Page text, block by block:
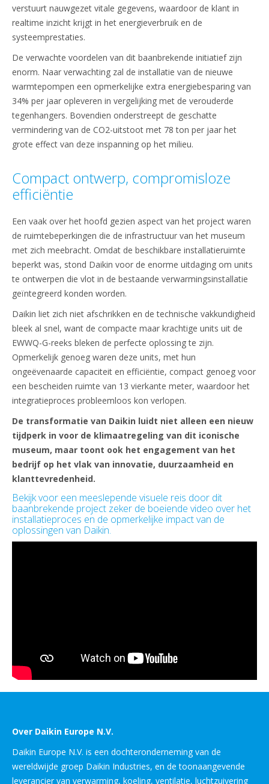
verstuurt nauwgezet vitale gegevens, waardoor de klant in
realtime inzicht krijgt in het energieverbruik en de
systeemprestaties.
De verwachte voordelen van dit baanbrekende initiatief zijn
enorm. Naar verwachting zal de installatie van de nieuwe
warmtepompen een opmerkelijke extra energiebesparing van
34% per jaar opleveren in vergelijking met de verouderde
tegenhangers. Bovendien onderstreept de geschatte
vermindering van de CO2-uitstoot met 78 ton per jaar het
grote effect van deze inspanning op het milieu.
Compact ontwerp, compromisloze
efficiëntie
Een vaak over het hoofd gezien aspect van het project waren
de ruimtebeperkingen die de infrastructuur van het museum
met zich meebracht. Omdat de beschikbare installatieruimte
beperkt was, stond Daikin voor de enorme uitdaging om units
te ontwerpen die vlot in de bestaande verwarmingsinstallatie
geïntegreerd konden worden.
Daikin liet zich niet afschrikken en de technische vakkundigheid
bleek al snel, want de compacte maar krachtige units uit de
EWWQ-G-reeks bleken de perfecte oplossing te zijn.
Opmerkelijk genoeg waren deze units, met hun
ongeëvenaarde capaciteit en efficiëntie, compact genoeg voor
een bescheiden ruimte van 13 vierkante meter, waardoor het
integratieproces probleemloos kon verlopen.
De transformatie van Daikin luidt niet alleen een nieuw
tijdperk in voor de klimaatregeling van dit iconische
museum, maar toont ook het engagement van het
bedrijf op het vlak van innovatie, duurzaamheid en
klanttevredenheid.
Bekijk voor een meeslepende visuele reis door dit
baanbrekende project zeker de boeiende video over het
installatieproces en de opmerkelijke impact van de
oplossingen van Daikin.
Over Daikin Europe N.V.
Daikin Europe N.V. is een dochteronderneming van de
wereldwijde groep Daikin Industries, en de toonaangevende
leverancier van verwarming, koeling, ventilatie, luchtzuivering